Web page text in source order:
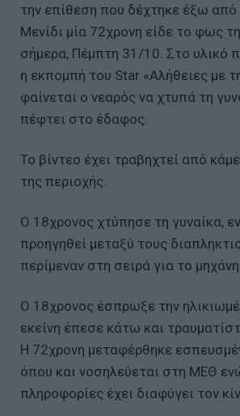
την επίθεση που δέχτηκε έξω
Μενίδι μία 72χρονη είδε το φως
σήμερα, Πέμπτη 31/10. Στο υλικό
η εκπομπή του Star «Αλήθειες με
φαίνεται ο νεαρός να χτυπά τη
πέφτει στο έδαφος.
Το βίντεο έχει τραβηχτεί από
της περιοχής.
Ο 18χρονος χτύπησε τη γυναίκα,
προηγηθεί μεταξύ τους
περίμεναν στη σειρά για το
Ο 18χρονος έσπρωξε την
εκείνη έπεσε κάτω και
Η 72χρονη μεταφέρθηκε
όπου και νοσηλεύεται στη ΜΕΘ
πληροφορίες έχει διαφύγει τον